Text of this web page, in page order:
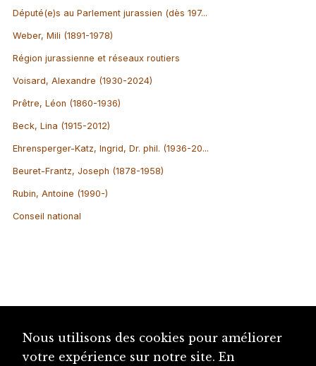
Député(e)s au Parlement jurassien (dès 197...
Weber, Mili (1891-1978)
Région jurassienne et réseaux routiers
Voisard, Alexandre (1930-2024)
Prêtre, Léon (1860-1936)
Beck, Lina (1915-2012)
Ehrensperger-Katz, Ingrid, Dr. phil. (1936-20...
Beuret-Frantz, Joseph (1878-1958)
Rubin, Antoine (1990-)
Conseil national
Nous utilisons des cookies pour améliorer
votre expérience sur notre site. En